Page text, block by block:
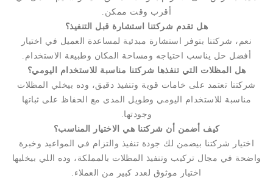
أقرب وقت ممكن.
هل تقدم شركتنا استشارة قبل التنفيذ؟
نعم، شركتنا بتوفر استشارة مبدئية لمساعدة العميل في اختيار
أفضل حل يناسب احتياجه ومساحة المكان وطبيعة الاستخدام.
هل المظلات التي تنفذها شركتنا مناسبة للاستخدام اليومي؟
شركتنا تعتمد على خامات قوية وتنفيذ دقيق، وده بيخلي المظلات
مناسبة للاستخدام اليومي وطويل المدى مع الحفاظ على ثباتها
وجودتها.
كيف أضمن أن شركتنا هي الاختيار المناسب؟
اختيار شركتنا بيضمن لك جودة تنفيذ والتزام في المواعيد وخبرة
واضحة في مجال تركيب وتنفيذ المظلات بالمملكة، وده اللي بيخليها
اختيار موثوق لعدد كبير من العملاء.